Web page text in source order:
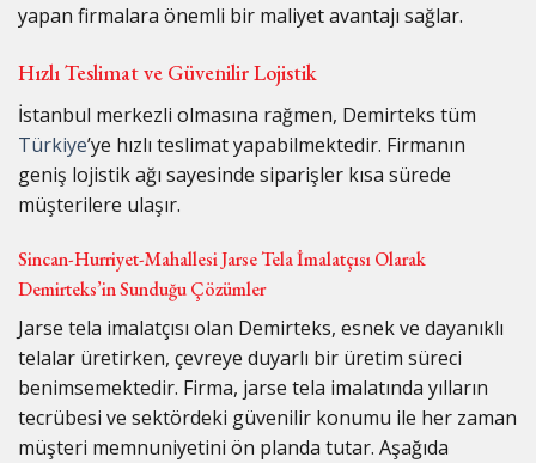
yapan firmalara önemli bir maliyet avantajı sağlar.
Hızlı Teslimat ve Güvenilir Lojistik
İstanbul merkezli olmasına rağmen, Demirteks tüm
Türkiye’ye hızlı teslimat yapabilmektedir. Firmanın
geniş lojistik ağı sayesinde siparişler kısa sürede
müşterilere ulaşır.
Sincan-Hurriyet-Mahallesi Jarse Tela İmalatçısı Olarak
Demirteks’in Sunduğu Çözümler
Jarse tela imalatçısı olan Demirteks, esnek ve dayanıklı
telalar üretirken, çevreye duyarlı bir üretim süreci
benimsemektedir. Firma, jarse tela imalatında yılların
tecrübesi ve sektördeki güvenilir konumu ile her zaman
müşteri memnuniyetini ön planda tutar. Aşağıda